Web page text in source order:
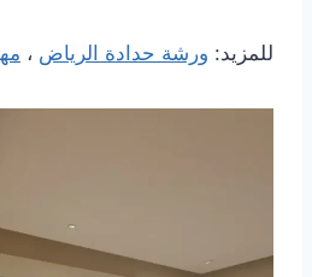
للمزيد: ورشة حدادة الرياض ،